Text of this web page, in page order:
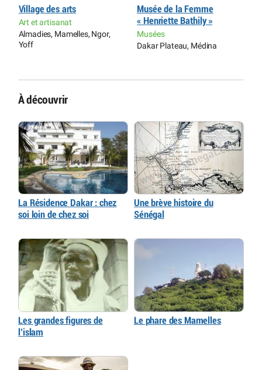
Village des arts
Art et artisanat
Almadies, Mamelles, Ngor,
Yoff
Musée de la Femme
« Henriette Bathily »
Musées
Dakar Plateau, Médina
À découvrir
La Résidence Dakar : chez
soi loin de chez soi
Une brève histoire du
Sénégal
Les grandes figures de
l’islam
Le phare des Mamelles